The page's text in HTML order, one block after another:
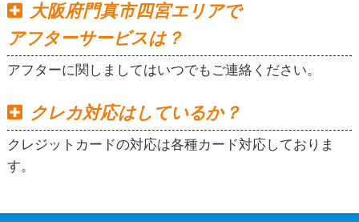
大阪府門真市四宮エリアで
アフターサービスは？
アフターに関しましてはいつでもご連絡ください。
クレカ対応はしているか？
クレジットカードの対応は各種カード対応しておりま
す。